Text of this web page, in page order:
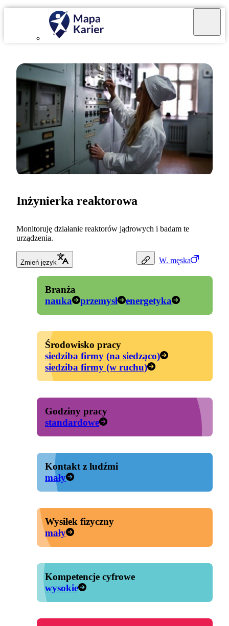
W. męska
Inżynierka reaktorowa
Monitoruję działanie reaktorów jądrowych i badam te
urządzenia.
Zmień język
Branża
nauka
przemysł energetyka
Środowisko pracy
siedziba firmy (na siedząco)
siedziba firmy (w ruchu)
Godziny pracy
standardowe
Kontakt z ludźmi
mały
Wysiłek fizyczny
mały
Kompetencje cyfrowe
wysokie